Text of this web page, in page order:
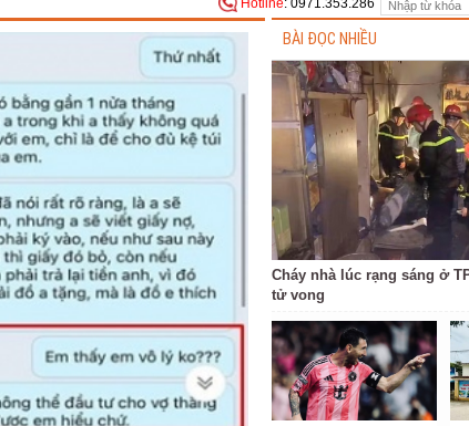
Hotline: 0971.353.286
BÀI ĐỌC NHIỀU
Cháy nhà lúc rạng sáng ở
tử vong